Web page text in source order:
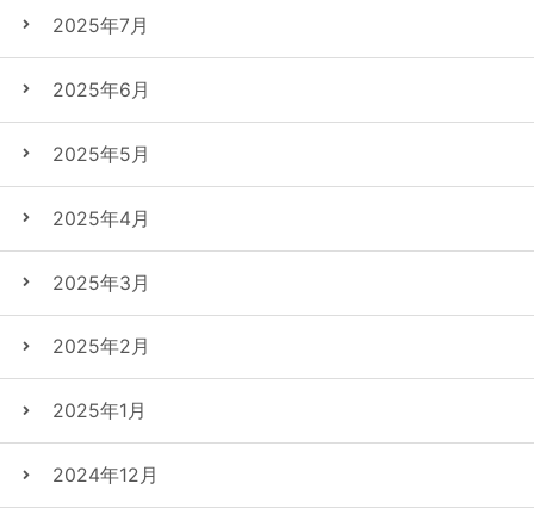
2025年7月
2025年6月
2025年5月
2025年4月
2025年3月
2025年2月
2025年1月
2024年12月